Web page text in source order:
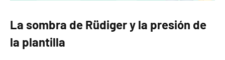
La sombra de Rüdiger y la presión de
la plantilla